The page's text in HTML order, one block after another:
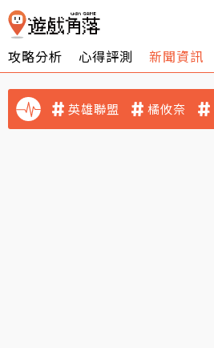
攻略分析 心得評測 新聞資訊
英雄聯盟 橘攸奈